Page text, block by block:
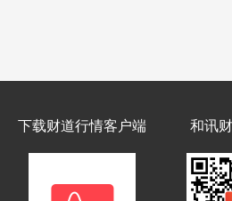
和讯
下载财道行情客户端